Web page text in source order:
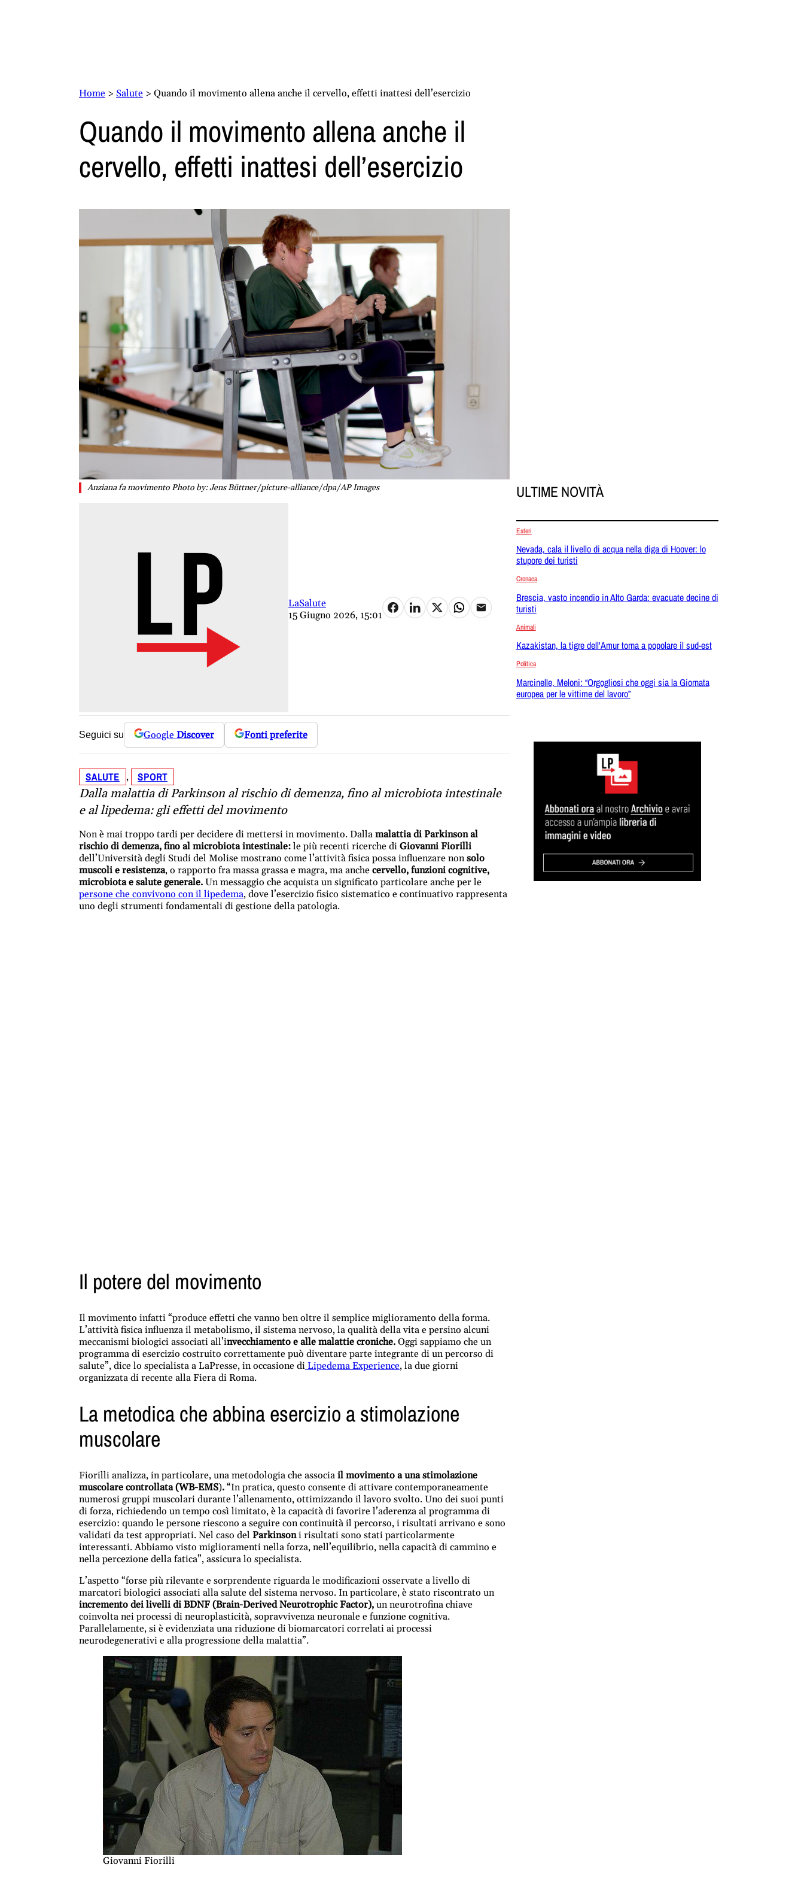
Home > Salute > Quando il movimento allena anche il cervello, effetti inattesi dell’esercizio
Quando il movimento allena anche il
cervello, effetti inattesi dell’esercizio
Anziana fa movimento Photo by: Jens Büttner/picture-alliance/dpa/AP Images
LaSalute
15 Giugno 2026, 15:01
Seguici su Google Discover Fonti preferite
SALUTE , SPORT
Dalla malattia di Parkinson al rischio di demenza, fino al microbiota intestinale
e al lipedema: gli effetti del movimento
Non è mai troppo tardi per decidere di mettersi in movimento. Dalla malattia di Parkinson al
rischio di demenza, fino al microbiota intestinale: le più recenti ricerche di Giovanni Fiorilli
dell’Università degli Studi del Molise mostrano come l’attività fisica possa influenzare nonsolo
muscoli e resistenza, o rapporto fra massa grassa e magra, ma anche cervello, funzioni cognitive,
microbiota e salute generale. Un messaggio che acquista un significato particolare anche per le
persone che convivono con il lipedema, dove l’esercizio fisico sistematico e continuativo rappresenta
uno degli strumenti fondamentali di gestione della patologia.
Il potere del movimento
Il movimento infatti “produce effetti che vanno ben oltre il semplice miglioramento della forma.
L’attività fisica influenza il metabolismo, il sistema nervoso, la qualità della vita e persino alcuni
meccanismi biologici associati all’invecchiamento e alle malattie croniche. Oggi sappiamo che un
programma di esercizio costruito correttamente può diventare parte integrante di un percorso di
salute”, dice lo specialista a LaPresse, in occasione di Lipedema Experience, la due giorni
organizzata di recente alla Fiera di Roma.
La metodica che abbina esercizio a stimolazione
muscolare
Fiorilli analizza, in particolare, una metodologia che associa il movimento a una stimolazione
muscolare controllata (WB-EMS). “In pratica, questo consente di attivare contemporaneamente
numerosi gruppi muscolari durante l’allenamento, ottimizzando il lavoro svolto. Uno dei suoi punti
di forza, richiedendo un tempo così limitato, è la capacità di favorire l’aderenza al programma di
esercizio: quando le persone riescono a seguire con continuità il percorso, i risultati arrivano e sono
validati da test appropriati. Nel caso del Parkinsoni risultati sono stati particolarmente
interessanti. Abbiamo visto miglioramenti nella forza, nell’equilibrio, nella capacità di cammino e
nella percezione della fatica”, assicura lo specialista.
L’aspetto “forse più rilevante e sorprendente riguarda le modificazioni osservate a livello di
marcatori biologici associati alla salute del sistema nervoso. In particolare, è stato riscontrato un
incremento dei livelli di BDNF (Brain-Derived Neurotrophic Factor), un neurotrofina chiave
coinvolta nei processi di neuroplasticità, sopravvivenza neuronale e funzione cognitiva.
Parallelamente, si è evidenziata una riduzione di biomarcatori correlati ai processi
neurodegenerativi e alla progressione della malattia”.
Giovanni Fiorilli
ULTIME NOVITÀ
Esteri
Nevada, cala il livello di acqua nella diga di Hoover: lo
stupore dei turisti
Cronaca
Brescia, vasto incendio in Alto Garda: evacuate decine di
turisti
Animali
Kazakistan, la tigre dell'Amur torna a popolare il sud-est
Politica
Marcinelle, Meloni: “Orgogliosi che oggi sia la Giornata
europea per le vittime del lavoro”